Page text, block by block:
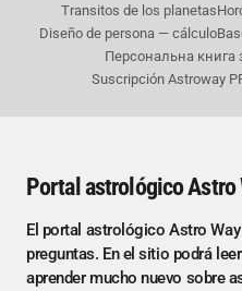
Transitos de los planetas
Diseño de persona — cálculo
Персональна книга
Suscripción Astroway
Portal astrológico Astro
El portal astrológico Astro
preguntas. En el sitio podrá
aprender mucho nuevo sobre